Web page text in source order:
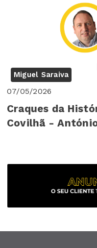
Miguel Saraiva
07/05/2026
Craques da
Covilhã -